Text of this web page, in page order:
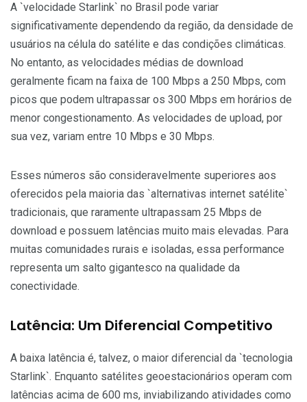
A `velocidade Starlink` no Brasil pode variar
significativamente dependendo da região, da densidade de
usuários na célula do satélite e das condições climáticas.
No entanto, as velocidades médias de download
geralmente ficam na faixa de 100 Mbps a 250 Mbps, com
picos que podem ultrapassar os 300 Mbps em horários de
menor congestionamento. As velocidades de upload, por
sua vez, variam entre 10 Mbps e 30 Mbps.
Esses números são consideravelmente superiores aos
oferecidos pela maioria das `alternativas internet satélite`
tradicionais, que raramente ultrapassam 25 Mbps de
download e possuem latências muito mais elevadas. Para
muitas comunidades rurais e isoladas, essa performance
representa um salto gigantesco na qualidade da
conectividade.
Latência: Um Diferencial Competitivo
A baixa latência é, talvez, o maior diferencial da `tecnologia
Starlink`. Enquanto satélites geoestacionários operam com
latências acima de 600 ms, inviabilizando atividades como